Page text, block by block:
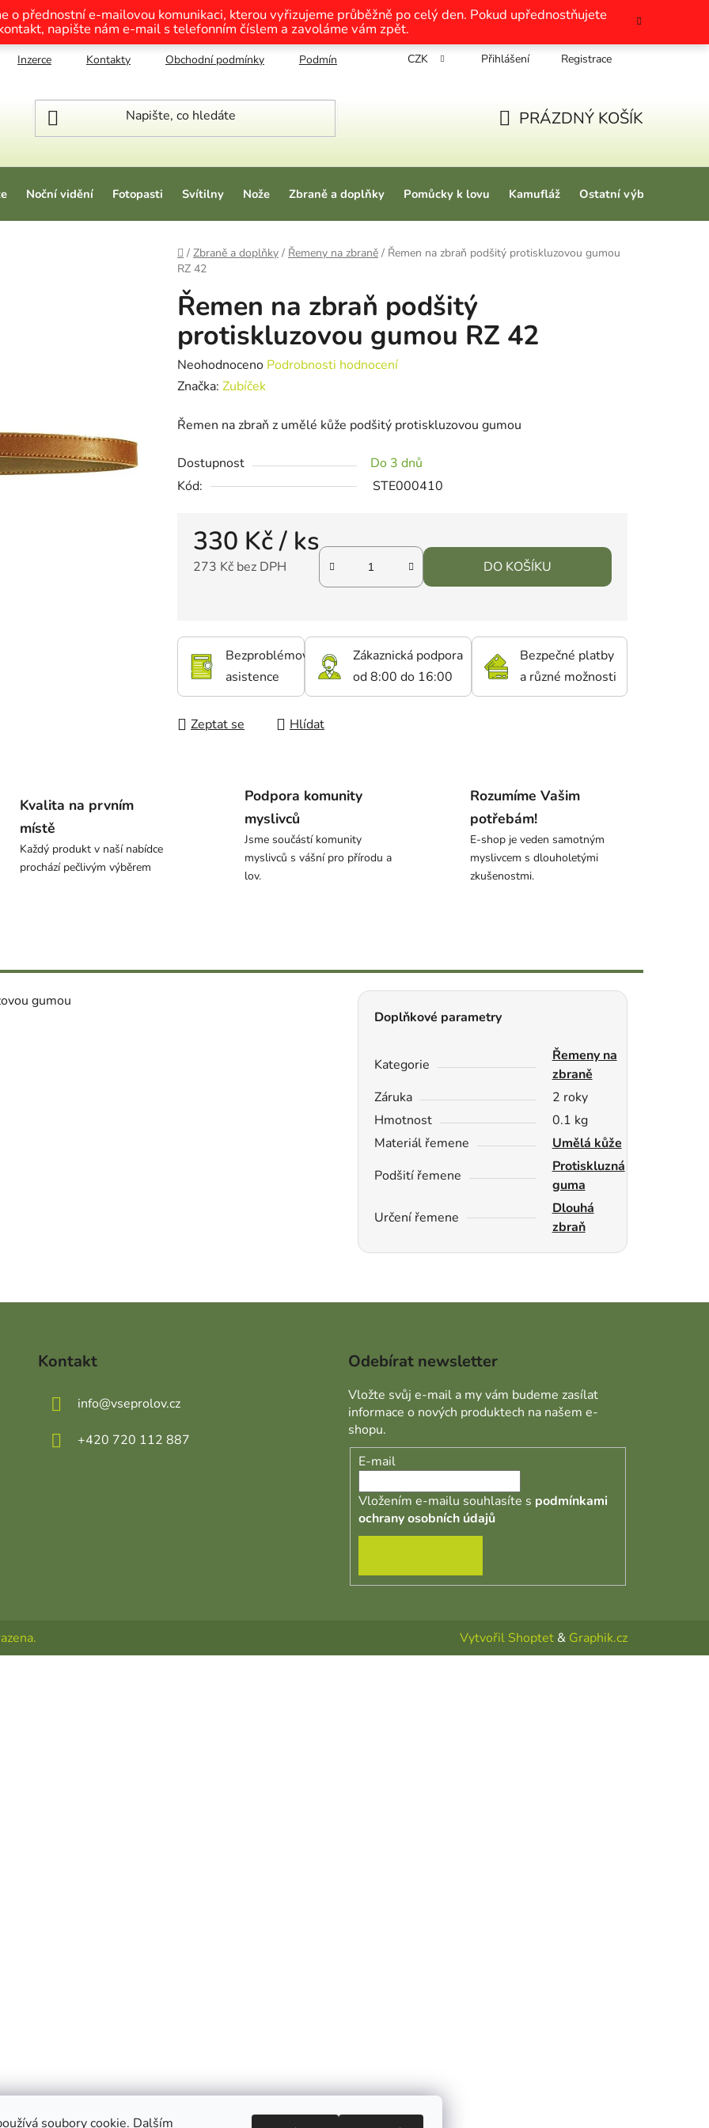
soubory cookie. Dalším
o přednostní e-mailovou komunikaci, kterou vyřizujeme průběžně po celý den. Pokud upřednostňujete
napište nám e-mail s telefonním číslem a zavoláme vám zpět.
Inzerce Kontakty Obchodní podmínky Podmínky ochrany osobních údajů Nákup na splátky
CZK Přihlášení Registrace
PRÁZDNÝ KOŠÍK
Noční vidění Fotopasti Svítilny Nože Zbraně a doplňky Pomůcky k lovu Kamufláž Ostatní výbava
Domů
/ Zbraně a doplňky / Řemeny na zbraně / Řemen na zbraň podšitý protiskluzovou gumou
RZ 42
Řemen na zbraň podšitý
protiskluzovou gumou RZ 42
Průměrné hodnocení produktu je 0,0 z 5 hvězdiček.
Neohodnoceno Podrobnosti hodnocení
Značka: Zubíček
Řemen na zbraň z umělé kůže podšitý protiskluzovou gumou
Dostupnost
Do 3 dnů
Kód:
STE000410
330 Kč/ ks
273 Kč bez DPH DO KOŠÍKU
Bezproblémová
asistence
Zákaznická podpora
od 8:00 do 16:00
Bezpečné platby
a různé možnosti
Zeptat se Hlídat
Kvalita na prvním
místě
Každý produkt v naší nabídce
prochází pečlivým výběrem
Podpora komunity
myslivců
Jsme součástí komunity
myslivců s vášní pro přírodu a
lov.
Rozumíme Vašim
potřebám!
E-shop je veden samotným
myslivcem s dlouholetými
zkušenostmi.
gumou
Doplňkové parametry
Kategorie
Řemeny na
zbraně
Záruka
2 roky
Hmotnost
0.1 kg
Materiál řemene
Umělá kůže
Podšití řemene
Protiskluzná
guma
Určení řemene
Dlouhá
zbraň
Kontakt
info@vseprolov.cz
+420 720 112 887
Odebírat newsletter
Vložte svůj e-mail a my vám budeme zasílat
informace o nových produktech na našem e-
shopu.
E-mail
Vložením e-mailu souhlasíte s podmínkami
ochrany osobních údajů
Vytvořil Shoptet & Graphik.cz